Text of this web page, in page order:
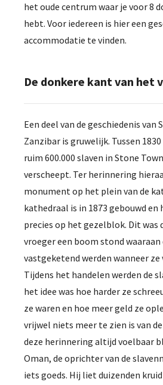
het oude centrum waar je voor 8
hebt. Voor iedereen is hier een
accommodatie te vinden.
De donkere kant van het
Een deel van de geschiedenis van
Zanzibar is gruwelijk. Tussen
ruim 600.000 slaven in Stone
verscheept. Ter herinnering
monument op het plein van de
kathedraal is in 1873 gebouwd
precies op het gezelblok. Dit was
vroeger een boom stond waaraan
vastgeketend werden wanneer ze
Tijdens het handelen werden de
het idee was hoe harder ze
ze waren en hoe meer geld ze
vrijwel niets meer te zien is van
deze herinnering altijd voelbaar
Oman, de oprichter van de
iets goeds. Hij liet duizenden